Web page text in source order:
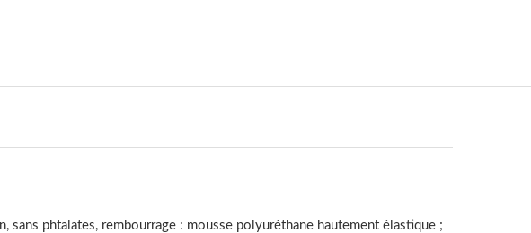
phtalates, rembourrage : mousse polyuréthane hautement élastique ;